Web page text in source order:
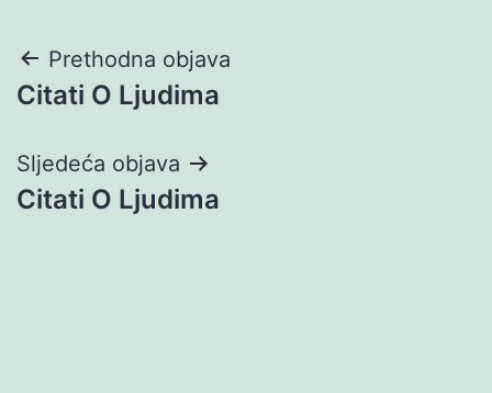
Navigacija
objava
Prethodna objava
Citati O Ljudima
Sljedeća objava
Citati O Ljudima